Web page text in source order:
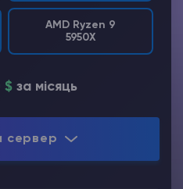
AMD Ryzen 9
5950X
$ за місяць
сервер